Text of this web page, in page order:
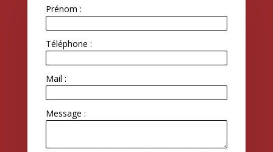
Prénom :
Téléphone :
Mail :
Message :